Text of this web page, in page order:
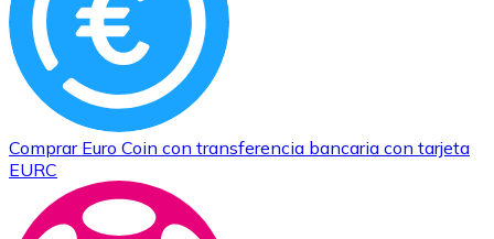
Comprar Euro Coin con transferencia bancaria con tarjeta
EURC